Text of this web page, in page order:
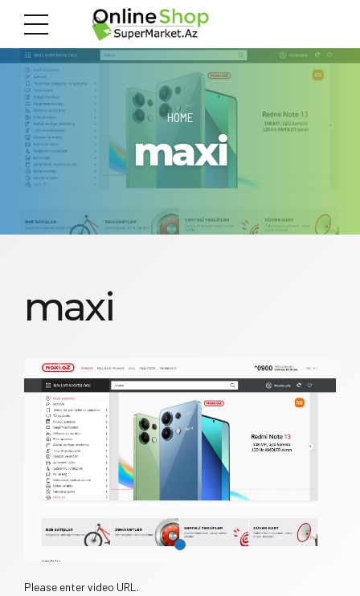
HOME
maxi
maxi
Please enter video URL.